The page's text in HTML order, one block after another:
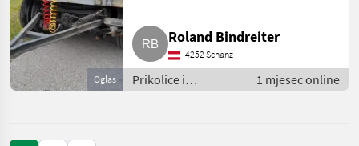
Oglas
Roland Bindreiter
4252 Schanz
Prikolice i
transportna vozila /
1 mjesec online